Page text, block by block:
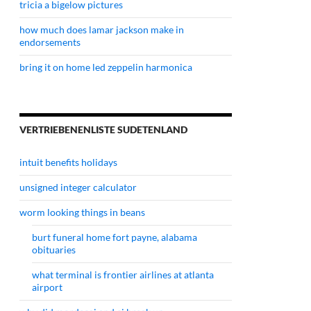
tricia a bigelow pictures
how much does lamar jackson make in
endorsements
bring it on home led zeppelin harmonica
VERTRIEBENENLISTE SUDETENLAND
intuit benefits holidays
unsigned integer calculator
worm looking things in beans
burt funeral home fort payne, alabama
obituaries
what terminal is frontier airlines at atlanta
airport